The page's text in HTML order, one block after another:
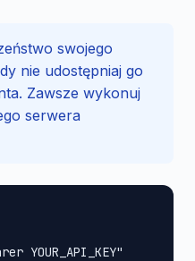
swojego
nie udostępniaj go
Zawsze wykonuj
serwera
YOUR_API_KEY"